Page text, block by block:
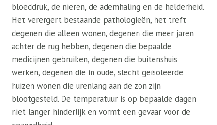
bloeddruk, de nieren, de ademhaling en de helderheid.
Het verergert bestaande pathologieën, het treft
degenen die alleen wonen, degenen die meer jaren
achter de rug hebben, degenen die bepaalde
medicijnen gebruiken, degenen die buitenshuis
werken, degenen die in oude, slecht geïsoleerde
huizen wonen die urenlang aan de zon zijn
blootgesteld. De temperatuur is op bepaalde dagen
niet langer hinderlijk en vormt een gevaar voor de